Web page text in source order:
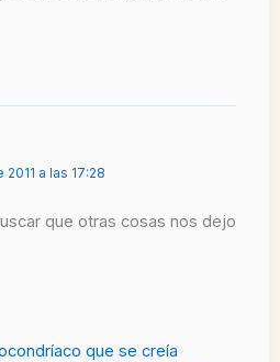
2011 a las 17:28
que otras cosas nos dejo
que se creía